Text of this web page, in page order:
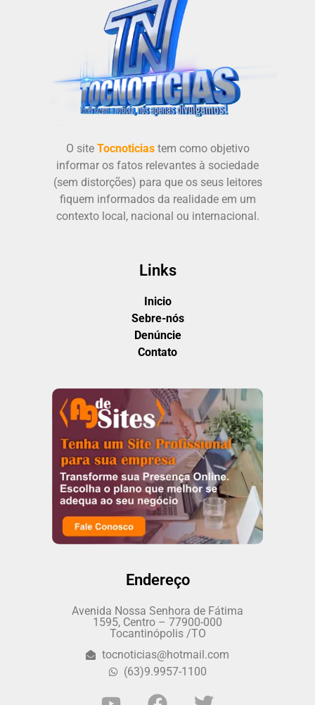
O site Tocnoticiastem como objetivo
informar os fatos relevantes à sociedade
(sem distorções) para que os seus leitores
fiquem informados da realidade em um
contexto local, nacional ou internacional.
Links
Inicio
Sebre-nós
Denúncie
Contato
Endereço
Avenida Nossa Senhora de Fátima
1595, Centro – 77900-000
Tocantinópolis /TO
tocnoticias@hotmail.com
(63)9.9957-1100